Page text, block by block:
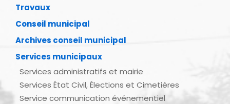
Travaux
Conseil municipal
Archives conseil municipal
Services municipaux
Services administratifs et mairie
Services État Civil, Élections et Cimetières
Service communication événementiel